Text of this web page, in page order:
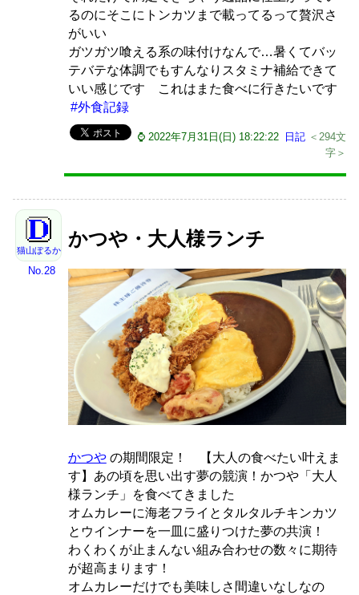
るのにそこにトンカツまで載ってるって贅沢さ
がいい
ガツガツ喰える系の味付けなんで…暑くてバッ
テバテな体調でもすんなりスタミナ補給できて
いい感じです これはまた食べに行きたいです
#外食記録
⌚ 2022年7月31日(日) 18:22:22 日記 ＜294文
字＞
猫山ぽるか
No.28
かつや・大人様ランチ
かつやの期間限定！ 【大人の食べたい叶えま
す】あの頃を思い出す夢の競演！かつや「大人
様ランチ」を食べてきました
オムカレーに海老フライとタルタルチキンカツ
とウインナーを一皿に盛りつけた夢の共演！
わくわくが止まんない組み合わせの数々に期待
が超高まります！
オムカレーだけでも美味しさ間違いなしなの